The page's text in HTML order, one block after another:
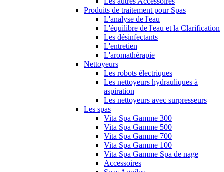
Produits de traitement pour Spas
L'analyse de l'eau
L'équilibre de l'eau et la Clarification
Les désinfectants
L'entretien
L'aromathérapie
Nettoyeurs
Les robots électriques
Les nettoyeurs hydrauliques à
aspiration
Les nettoyeurs avec surpresseurs
Les spas
Vita Spa Gamme 300
Vita Spa Gamme 500
Vita Spa Gamme 700
Vita Spa Gamme 100
Vita Spa Gamme Spa de nage
Accessoires